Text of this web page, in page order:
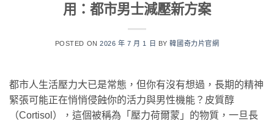
用：都市男士減壓新方案
POSTED ON2026 年 7 月 1 日 BY韓國奇力片官網
都市人生活壓力大已是常態，但你有沒有想過，長期的精神
緊張可能正在悄悄侵蝕你的活力與男性機能？皮質醇
（Cortisol），這個被稱為「壓力荷爾蒙」的物質，一旦長